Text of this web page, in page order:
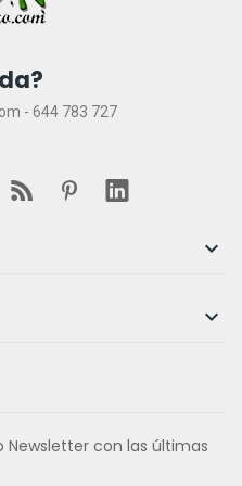
- 644 783 727


Newsletter con las últimas